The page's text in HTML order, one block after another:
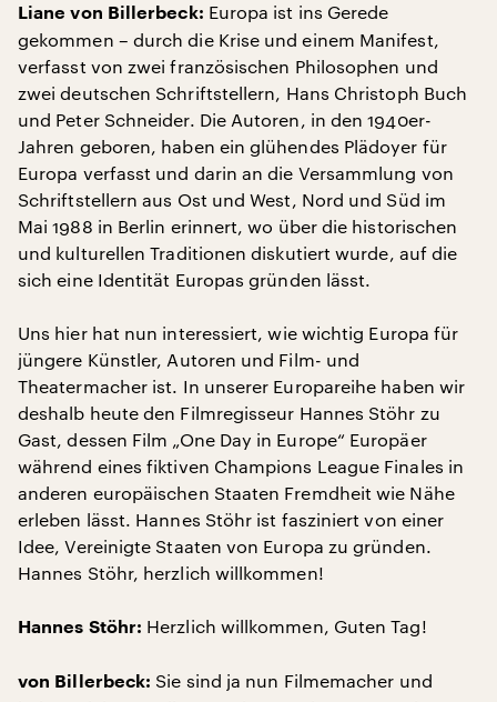
Liane von Billerbeck: Europa ist ins Gerede
gekommen – durch die Krise und einem Manifest,
verfasst von zwei französischen Philosophen und
zwei deutschen Schriftstellern, Hans Christoph Buch
und Peter Schneider. Die Autoren, in den 1940er-
Jahren geboren, haben ein glühendes Plädoyer für
Europa verfasst und darin an die Versammlung von
Schriftstellern aus Ost und West, Nord und Süd im
Mai 1988 in Berlin erinnert, wo über die historischen
und kulturellen Traditionen diskutiert wurde, auf die
sich eine Identität Europas gründen lässt.
Uns hier hat nun interessiert, wie wichtig Europa für
jüngere Künstler, Autoren und Film- und
Theatermacher ist. In unserer Europareihe haben wir
deshalb heute den Filmregisseur Hannes Stöhr zu
Gast, dessen Film „One Day in Europe“ Europäer
während eines fiktiven Champions League Finales in
anderen europäischen Staaten Fremdheit wie Nähe
erleben lässt. Hannes Stöhr ist fasziniert von einer
Idee, Vereinigte Staaten von Europa zu gründen.
Hannes Stöhr, herzlich willkommen!
Hannes Stöhr: Herzlich willkommen, Guten Tag!
von Billerbeck: Sie sind ja nun Filmemacher und